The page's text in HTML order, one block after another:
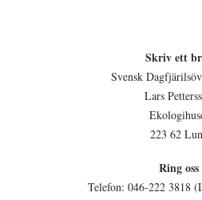
Skriv ett
Svensk
Lars
223 62
Ring oss
Telefon: 046-222 3818